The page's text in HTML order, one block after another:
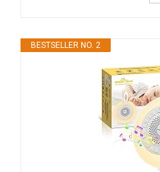
BESTSELLER NO. 2